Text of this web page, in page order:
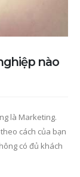
nào
là Marketing.
cách của bạn
có đủ khách